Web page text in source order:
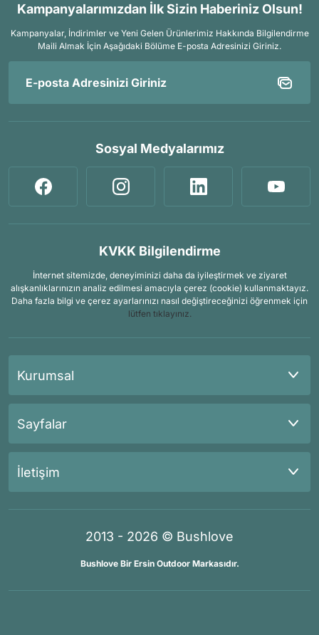
Kampanyalarımızdan İlk Sizin Haberiniz Olsun!
Kampanyalar, İndirimler ve Yeni Gelen Ürünlerimiz Hakkında Bilgilendirme
Maili Almak İçin Aşağıdaki Bölüme E-posta Adresinizi Giriniz.
Sosyal Medyalarımız
KVKK Bilgilendirme
İnternet sitemizde, deneyiminizi daha da iyileştirmek ve ziyaret
alışkanlıklarınızın analiz edilmesi amacıyla çerez (cookie) kullanmaktayız.
Daha fazla bilgi ve çerez ayarlarınızı nasıl değiştireceğinizi öğrenmek için
lütfen tıklayınız.
Kurumsal
Sayfalar
İletişim
2013 - 2026 © Bushlove
Bushlove Bir Ersin Outdoor Markasıdır.